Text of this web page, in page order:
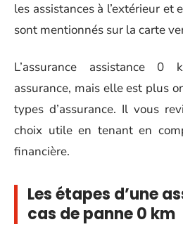
les assistances à l’extérieur et
sont mentionnés sur la carte
L’assurance assistance
assurance, mais elle est plus
types d’assurance. Il vous
choix utile en tenant en
financière.
Les étapes d’une
cas de panne 0 km